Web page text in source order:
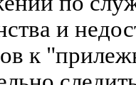
и
к